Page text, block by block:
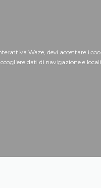
Waze, devi accettare i
dati di navigazione e